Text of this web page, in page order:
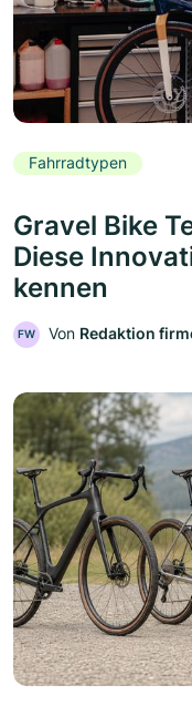
Fahrradtypen
Gravel Bike
Diese
kennen
FW Von Redaktion